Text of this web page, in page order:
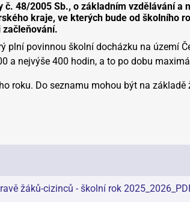
48/2005 Sb., o základním vzdělávání
kraje, ve kterých bude od školního
plní povinnou školní docházku na území
a nejvýše 400 hodin, a to po dobu
roku. Do seznamu mohou být na
žáků-cizinců - školní rok